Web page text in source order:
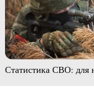
Статистика СВО: для